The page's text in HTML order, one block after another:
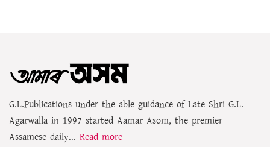
G.L.Publications under the able guidance of Late Shri G.L.
Agarwalla in 1997 started Aamar Asom, the premier
Assamese daily... Read more